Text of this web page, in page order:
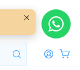
Gris